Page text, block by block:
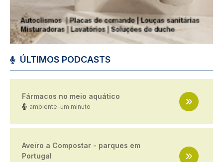
ÚLTIMOS PODCASTS
Fármacos no meio aquático
ambiente-um minuto
Aveiro a Compostar - parques em
Portugal